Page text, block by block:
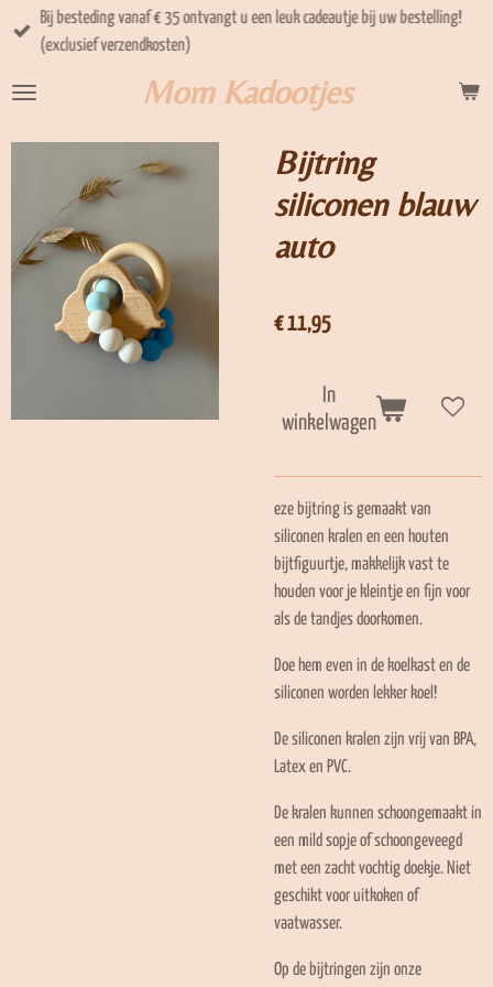
Ga
direct
de
Mom Kadootjes
Bij besteding vanaf € 35 ontvangt u een leuk cadeautje bij uw bestelling!
(exclusief verzendkosten)
Bijtring
siliconen blauw
auto
€ 11,95
In
winkelwagen
eze bijtring is gemaakt van
siliconen kralen en een houten
bijtfiguurtje, makkelijk vast te
houden voor je kleintje en fijn voor
als de tandjes doorkomen.
Doe hem even in de koelkast en de
siliconen worden lekker koel!
De siliconen kralen zijn vrij van BPA,
Latex en PVC.
De kralen kunnen schoongemaakt in
een mild sopje of schoongeveegd
met een zacht vochtig doekje. Niet
geschikt voor uitkoken of
vaatwasser.
Op de bijtringen zijn onze